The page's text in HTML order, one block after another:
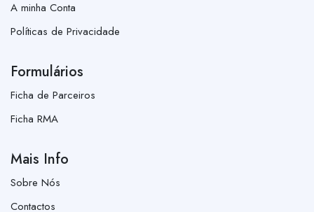
A minha Conta
Políticas de Privacidade
Formulários
Ficha de Parceiros
Ficha RMA
Mais Info
Sobre Nós
Contactos